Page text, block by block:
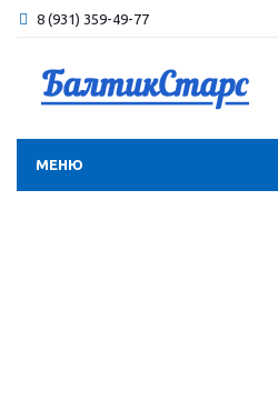
8 (931) 359-49-77
МЕНЮ